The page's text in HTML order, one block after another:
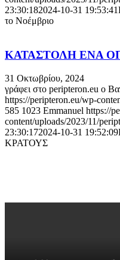
23:30:182024-10-31 19:53:41
το Νοέμβριο
ΚΑΤΑΣΤΟΛΗ ΕΝΑ
31 Οκτωβρίου, 2024
γράφει στο peripteron.eu ο
https://peripteron.eu/wp-
585 1023 Emmanuel https://
content/uploads/2023/11/
23:30:172024-10-31 19:52:09
ΚΡΑΤΟΥΣ